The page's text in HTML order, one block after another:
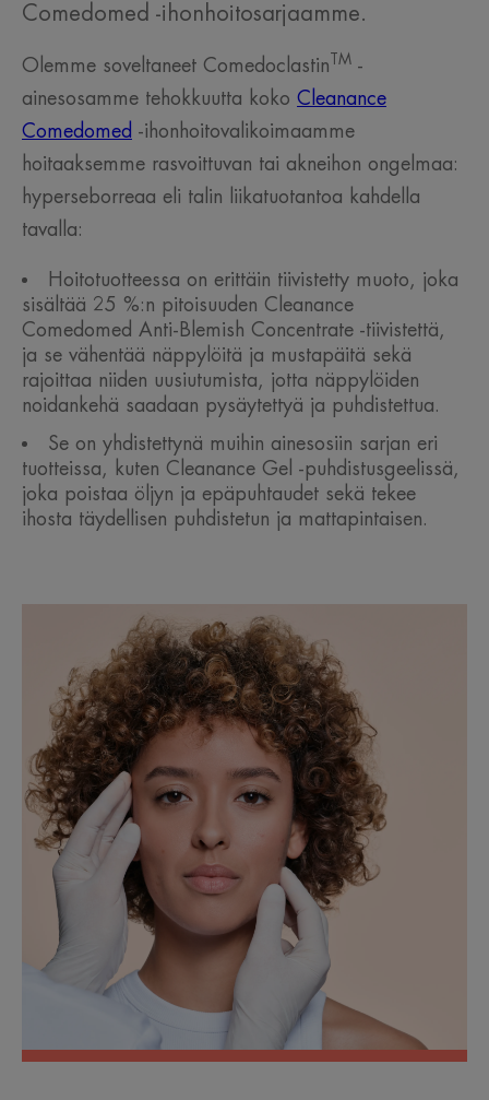
Comedomed -ihonhoitosarjaamme.
Olemme soveltaneet Comedoclastin TM -
ainesosamme tehokkuutta koko Cleanance
Comedomed -ihonhoitovalikoimaamme
hoitaaksemme rasvoittuvan tai akneihon ongelmaa:
hyperseborreaa eli talin liikatuotantoa kahdella
tavalla:
Hoitotuotteessa on erittäin tiivistetty muoto, joka
sisältää 25 %:n pitoisuuden Cleanance
Comedomed Anti-Blemish Concentrate -tiivistettä,
ja se vähentää näppylöitä ja mustapäitä sekä
rajoittaa niiden uusiutumista, jotta näppylöiden
noidankehä saadaan pysäytettyä ja puhdistettua.
Se on yhdistettynä muihin ainesosiin sarjan eri
tuotteissa, kuten Cleanance Gel -puhdistusgeelissä,
joka poistaa öljyn ja epäpuhtaudet sekä tekee
ihosta täydellisen puhdistetun ja mattapintaisen.